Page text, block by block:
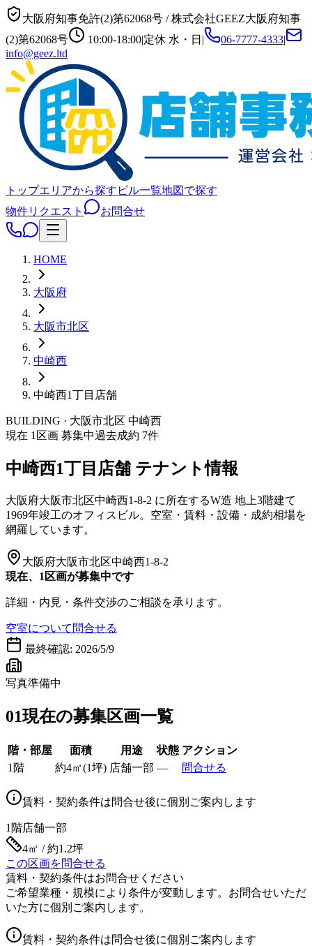
大阪府知事免許(2)第62068号 /株式会社GEEZ大阪府知事
(2)第62068号
10:00-18:00|定休 水・日 | 06-7777-4333|
info@geez.ltd
トップエリアから探す ビル一覧地図で探す
物件リクエスト
お問合せ
HOME
大阪府
大阪市北区
中崎西
中崎西1丁目店舗
BUILDING · 大阪市北区 中崎西
現在 1 区画 募集中過去成約 7件
中崎西1丁目店舗 テナント情報
大阪府大阪市北区中崎西1-8-2 に所在するW造 地上3階建て
1969年竣工のオフィスビル。空室・賃料・設備・成約相場を
網羅しています。
大阪府大阪市北区中崎西1-8-2
現在、1区画が募集中です
詳細・内見・条件交渉のご相談を承ります。
空室について問合せる
最終確認: 2026/5/9
写真準備中
01現在の募集区画一覧
階・部屋 面積 用途 状態 アクション
1階
約4㎡(1坪) 店舗一部 — 問合せる
賃料・契約条件は問合せ後に個別ご案内します
1階店舗一部
4㎡ / 約1.2坪
この区画を問合せる
賃料・契約条件はお問合せください
ご希望業種・規模により条件が変動します。お問合せいただ
いた方に個別ご案内します。
賃料・契約条件は問合せ後に個別ご案内します